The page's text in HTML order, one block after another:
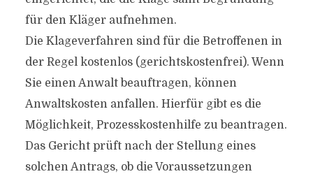
für den Kläger aufnehmen.
Die Klageverfahren sind für die Betroffenen in
der Regel kostenlos (gerichtskostenfrei). Wenn
Sie einen Anwalt beauftragen, können
Anwaltskosten anfallen. Hierfür gibt es die
Möglichkeit, Prozesskostenhilfe zu beantragen.
Das Gericht prüft nach der Stellung eines
solchen Antrags, ob die Voraussetzungen